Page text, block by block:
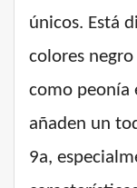
únicos. Está
colores
como peonía
añaden un
9a,